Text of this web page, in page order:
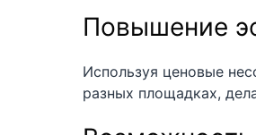
Повышение
Используя ценовые
разных площадках,